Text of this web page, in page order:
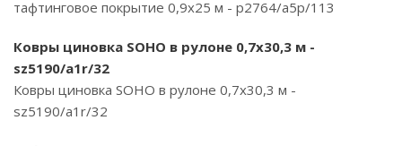
тафтинговое покрытие 0,9х25 м - p2764/a5p/113
Ковры циновка SOHO в рулоне 0,7х30,3 м -
sz5190/a1r/32
Ковры циновка SOHO в рулоне 0,7х30,3 м -
sz5190/a1r/32